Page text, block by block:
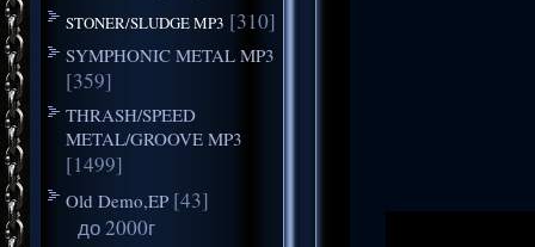
STONER/SLUDGE MP3 [310]
SYMPHONIC METAL MP3
[359]
THRASH/SPEED
METAL/GROOVE MP3
[1499]
Old Demo,EP [43]
до 2000г